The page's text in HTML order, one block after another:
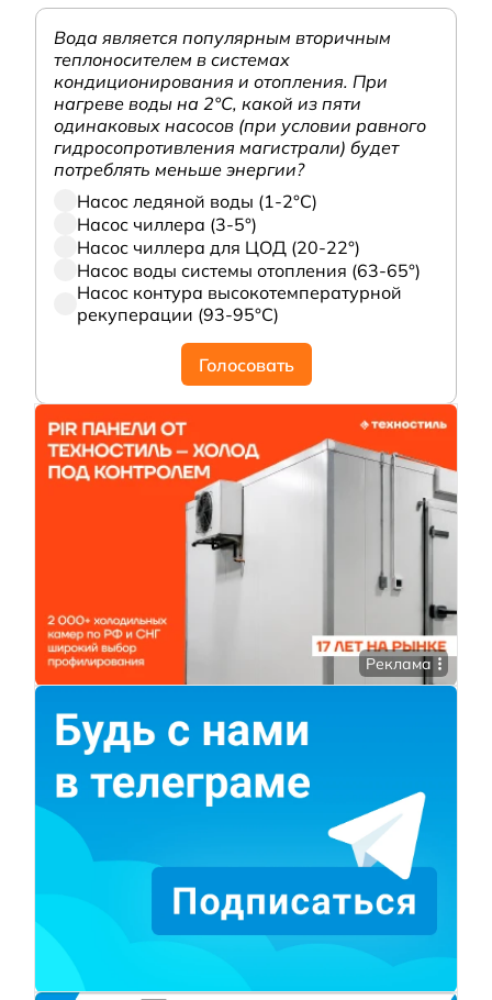
Вода является популярным вторичным
теплоносителем в системах
кондиционирования и отопления. При
нагреве воды на 2°С, какой из пяти
одинаковых насосов (при условии равного
гидросопротивления магистрали) будет
потреблять меньше энергии?
Насос ледяной воды (1-2°С)
Насос чиллера (3-5°)
Насос чиллера для ЦОД (20-22°)
Насос воды системы отопления (63-65°)
Насос контура высокотемпературной
рекуперации (93-95°С)
Голосовать
Реклама